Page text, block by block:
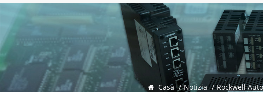
Casa / Notizia / Rockwell